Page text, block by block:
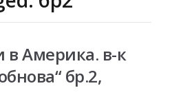
в Америка. в-к
бр.2,